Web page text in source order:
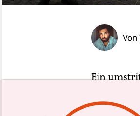
Von
Ein
dem
ein Hotel-